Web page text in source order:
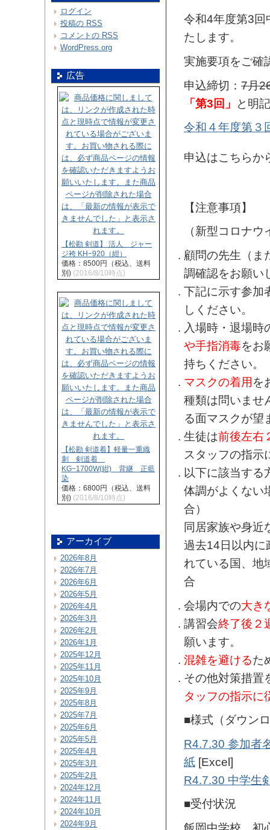
令和4年度第3回
たします。
実施要項をご確
申込締切： 7月
「第3回」
と明
令和４年度第３
申込はこちら
【注意事項】
（新型コロナ
顧問の先生（ま
調確認をお願い
下記に示す参加
しください。
入場時・退場時
や手指消毒をお
持ちください。
マスクの着用 を
種類は問いませ
る面マスクが望
生徒は前後左右
スタッフの指示
以下に該当する
体調がよくない
合）
同居家族や身近
過去14日以内に
れている国、地
合
会場内での大き
講習会終了後２
願います。
混雑を避けるた
その他対策措置
タッフの指示に
■様式（ダウン
R4.7.30 参加者
紙 [Excel]
R4.7.30 中学生
■受付状況
ログイン
投稿の RSS
コメントの RSS
WordPress.org
広告
【松勘 剣道】 活人 ジャー
ジ袴 KH−920（紺）
価格：8500円（税込、送料
別) (2016/8/10時点)
【松勘 剣道着】軽量一重織
刺 剣道着
KG−1700W(紺) 背継 正藍
染
価格：6800円（税込、送料
別) (2016/8/10時点)
アーカイブ
2026年8月
2026年7月
2026年6月
2026年5月
2026年4月
2026年3月
2026年2月
2026年1月
2025年12月
2025年11月
2025年10月
2025年9月
2025年8月
2025年7月
2025年6月
2025年5月
2025年4月
2025年3月
2025年2月
2024年12月
2024年11月
2024年10月
2024年9月